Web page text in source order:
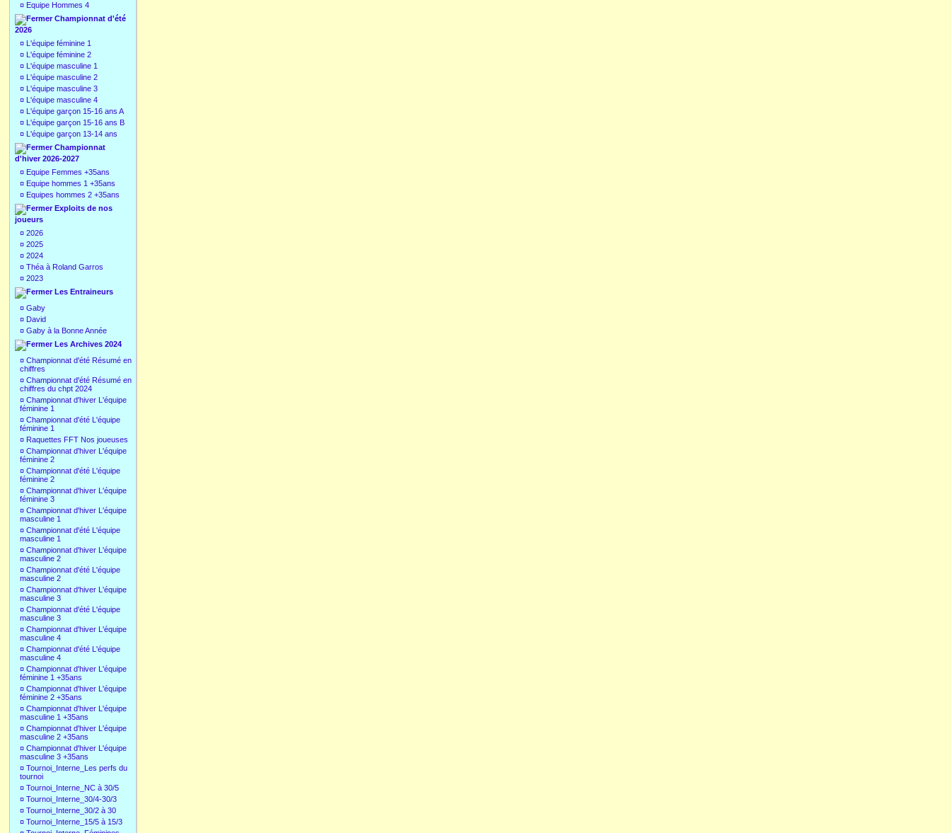
¤ Equipe Hommes 4
Championnat d'été
2026
¤ L'équipe féminine 1
¤ L'équipe féminine 2
¤ L'équipe masculine 1
¤ L'équipe masculine 2
¤ L'équipe masculine 3
¤ L'équipe masculine 4
¤ L'équipe garçon 15-16 ans A
¤ L'équipe garçon 15-16 ans B
¤ L'équipe garçon 13-14 ans
Championnat
d'hiver 2026-2027
¤ Equipe Femmes +35ans
¤ Equipe hommes 1 +35ans
¤ Equipes hommes 2 +35ans
Exploits de nos
joueurs
¤ 2026
¤ 2025
¤ 2024
¤ Théa à Roland Garros
¤ 2023
Les Entraineurs
¤ Gaby
¤ David
¤ Gaby à la Bonne Année
Les Archives 2024
¤ Championnat d'été Résumé en
chiffres
¤ Championnat d'été Résumé en
chiffres du chpt 2024
¤ Championnat d'hiver L'équipe
féminine 1
¤ Championnat d'été L'équipe
féminine 1
¤ Raquettes FFT Nos joueuses
¤ Championnat d'hiver L'équipe
féminine 2
¤ Championnat d'été L'équipe
féminine 2
¤ Championnat d'hiver L'équipe
féminine 3
¤ Championnat d'hiver L'équipe
masculine 1
¤ Championnat d'été L'équipe
masculine 1
¤ Championnat d'hiver L'équipe
masculine 2
¤ Championnat d'été L'équipe
masculine 2
¤ Championnat d'hiver L'équipe
masculine 3
¤ Championnat d'été L'équipe
masculine 3
¤ Championnat d'hiver L'équipe
masculine 4
¤ Championnat d'été L'équipe
masculine 4
¤ Championnat d'hiver L'équipe
féminine 1 +35ans
¤ Championnat d'hiver L'équipe
féminine 2 +35ans
¤ Championnat d'hiver L'équipe
masculine 1 +35ans
¤ Championnat d'hiver L'équipe
masculine 2 +35ans
¤ Championnat d'hiver L'équipe
masculine 3 +35ans
¤ Tournoi_Interne_Les perfs du
tournoi
¤ Tournoi_Interne_NC à 30/5
¤ Tournoi_Interne_30/4-30/3
¤ Tournoi_Interne_30/2 à 30
¤ Tournoi_Interne_15/5 à 15/3